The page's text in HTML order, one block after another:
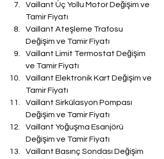
Vaillant Üç Yollu Motor Değişim ve
Tamir Fiyatı
Vaillant Ateşleme Trafosu
Değişim ve Tamir Fiyatı
Vaillant Limit Termostat Değişim
ve Tamir Fiyatı
Vaillant Elektronik Kart Değişim ve
Tamir Fiyatı
Vaillant Sirkülasyon Pompası
Değişim ve Tamir Fiyatı
Vaillant Yoğuşma Esanjörü
Değişim ve Tamir Fiyatı
Vaillant Basınç Sondası Değişim